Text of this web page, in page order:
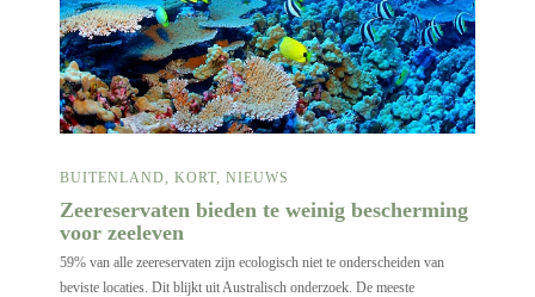
BUITENLAND KORT NIEUWS
Zeereservaten bieden te weinig bescherming
voor zeeleven
59% van alle zeereservaten zijn ecologisch niet te onderscheiden van
beviste locaties. Dit blijkt uit Australisch onderzoek. De meeste